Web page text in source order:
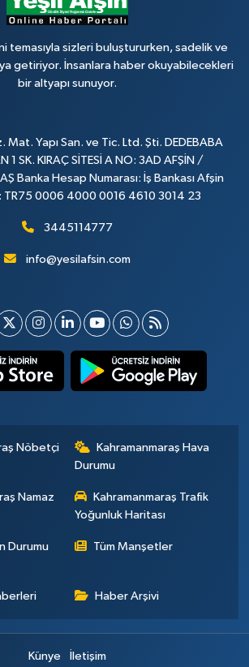
temasıyla sizleri buluştururken, sadelik ve
getiriyor. İnsanlara haber okuyabilecekleri
bir altyapı sunuyor.
Mat. Yapı San. ve Tic. Ltd. Şti. DEDEBABA
1 SK. KIRAÇ SİTESİ A NO: 3AD AFŞİN /
Banka Hesap Numarası: İş Bankası Afşin
TR75 0006 4000 0016 4610 3014 23
3445114777
info@yesilafsin.com
Nöbetçi
Kahramanmaraş Hava
Durumu
Namaz
Kahramanmaraş Trafik
Yoğunluk Haritası
Durumu
Tüm Manşetler
Haber Arşivi
Künye İletişim